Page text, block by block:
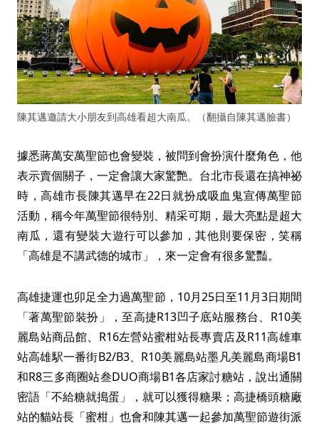
陳其邁邀請大小朋友到高雄看超大南瓜。（翻攝自陳其邁臉書）
據悉蔣萬安萬聖節也會變裝，被問到會扮演什麼角色，他
表示賣個關子，一定會讓大家驚艷。台北市長還在搞神祕
時，高雄市長陳其邁早在22日就扮成吸血鬼宣傳萬聖節
活動，稱今年萬聖節很特別、精采可期，最大亮點是超大
南瓜，還有變裝大遊行可以參加，其他則要保密，笑稱
「高雄是不講武德的城市」，來一定會有很多驚豔。
高雄捷運也卯足全力過萬聖節，10月25日至11月3日期間
「著萬聖節裝扮」，至高捷R13凹子底站服務台、R10美
麗島站商品館、R16左營站蜜柑站長專賣店及R11高雄車
站高雄駅一番街B2/B3、R10美麗島站墨凡美麗島商場B1
和R8三多商圈站叁DUO商場B1各店家討糖站，說出通關
密語「不給糖就搗蛋」，就可以獲得糖果；高捷橋頭糖廠
站的貓站長「蜜柑」也會和陳其邁一起參加萬聖節遊街派